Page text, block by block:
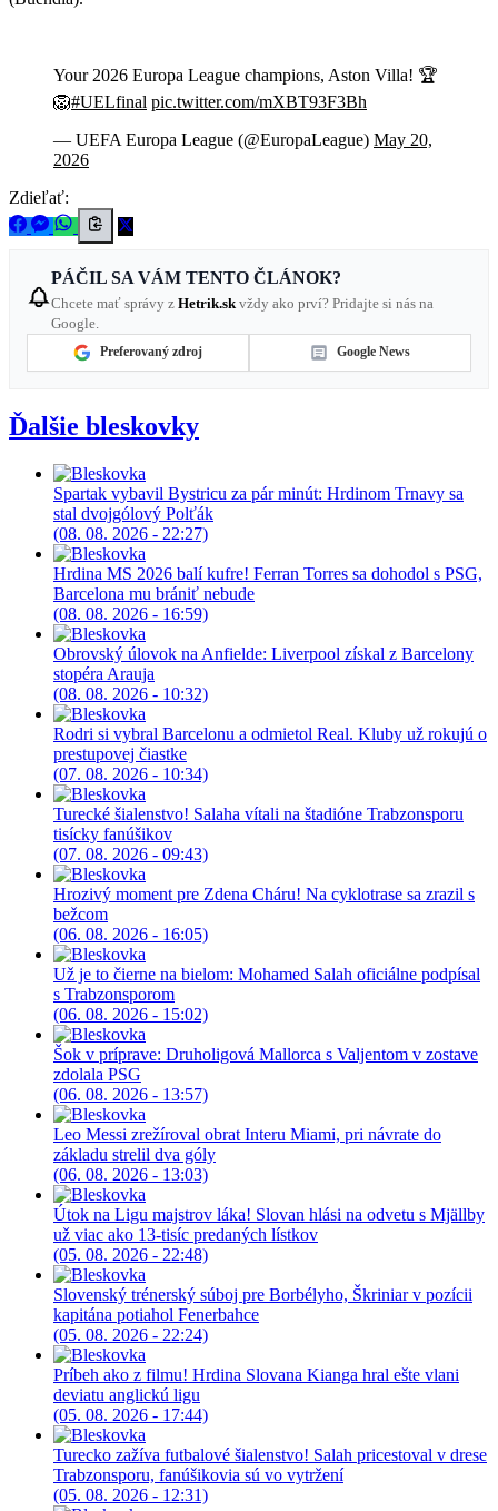
Your 2026 Europa League champions, Aston Villa! 🏆
🦁#UELfinal pic.twitter.com/mXBT93F3Bh
— UEFA Europa League (@EuropaLeague) May 20,
2026
Zdieľať:
PÁČIL SA VÁM TENTO ČLÁNOK?
Chcete mať správy z Hetrik.sk vždy ako prví? Pridajte si nás na
Google.
Preferovaný zdroj Google News
Ďalšie bleskovky
Spartak vybavil Bystricu za pár minút: Hrdinom Trnavy sa
stal dvojgólový Polťák
(08. 08. 2026 - 22:27)
Hrdina MS 2026 balí kufre! Ferran Torres sa dohodol s PSG,
Barcelona mu brániť nebude
(08. 08. 2026 - 16:59)
Obrovský úlovok na Anfielde: Liverpool získal z Barcelony
stopéra Arauja
(08. 08. 2026 - 10:32)
Rodri si vybral Barcelonu a odmietol Real. Kluby už rokujú o
prestupovej čiastke
(07. 08. 2026 - 10:34)
Turecké šialenstvo! Salaha vítali na štadióne Trabzonsporu
tisícky fanúšikov
(07. 08. 2026 - 09:43)
Hrozivý moment pre Zdena Cháru! Na cyklotrase sa zrazil s
bežcom
(06. 08. 2026 - 16:05)
Už je to čierne na bielom: Mohamed Salah oficiálne podpísal
s Trabzonsporom
(06. 08. 2026 - 15:02)
Šok v príprave: Druholigová Mallorca s Valjentom v zostave
zdolala PSG
(06. 08. 2026 - 13:57)
Leo Messi zrežíroval obrat Interu Miami, pri návrate do
základu strelil dva góly
(06. 08. 2026 - 13:03)
Útok na Ligu majstrov láka! Slovan hlási na odvetu s Mjällby
už viac ako 13-tisíc predaných lístkov
(05. 08. 2026 - 22:48)
Slovenský trénerský súboj pre Borbélyho, Škriniar v pozícii
kapitána potiahol Fenerbahce
(05. 08. 2026 - 22:24)
Príbeh ako z filmu! Hrdina Slovana Kianga hral ešte vlani
deviatu anglickú ligu
(05. 08. 2026 - 17:44)
Turecko zažíva futbalové šialenstvo! Salah pricestoval v drese
Trabzonsporu, fanúšikovia sú vo vytržení
(05. 08. 2026 - 12:31)